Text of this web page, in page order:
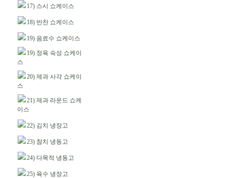
17) 스시 쇼케이스
18) 반찬 쇼케이스
19) 음료수 쇼케이스
19) 정육 숙성 쇼케이
스
20) 제과 사각 쇼케이
스
21) 제과 라운드 쇼케
이스
22) 김치 냉장고
23) 참치 냉동고
24) 다목적 냉동고
25) 육수 냉장고